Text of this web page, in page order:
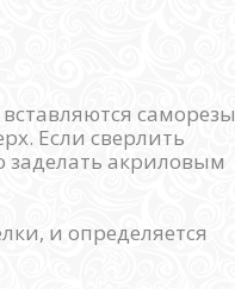
саморезы
Если сверлить
заделать акриловым
и определяется